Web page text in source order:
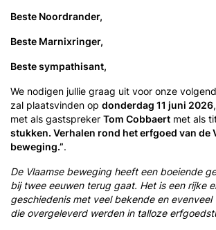
Beste Noordrander,
Beste Marnixringer,
Beste sympathisant,
We nodigen jullie graag uit voor onze
zal plaatsvinden op donderdag 11 juni 2026,
met als gastspreker Tom Cobbaert met als
stukken. Verhalen rond het erfgoed van de
beweging.”.
De Vlaamse beweging heeft een boeiende
bij twee eeuwen terug gaat. Het is een rijke
geschiedenis met veel bekende en
die overgeleverd werden in talloze